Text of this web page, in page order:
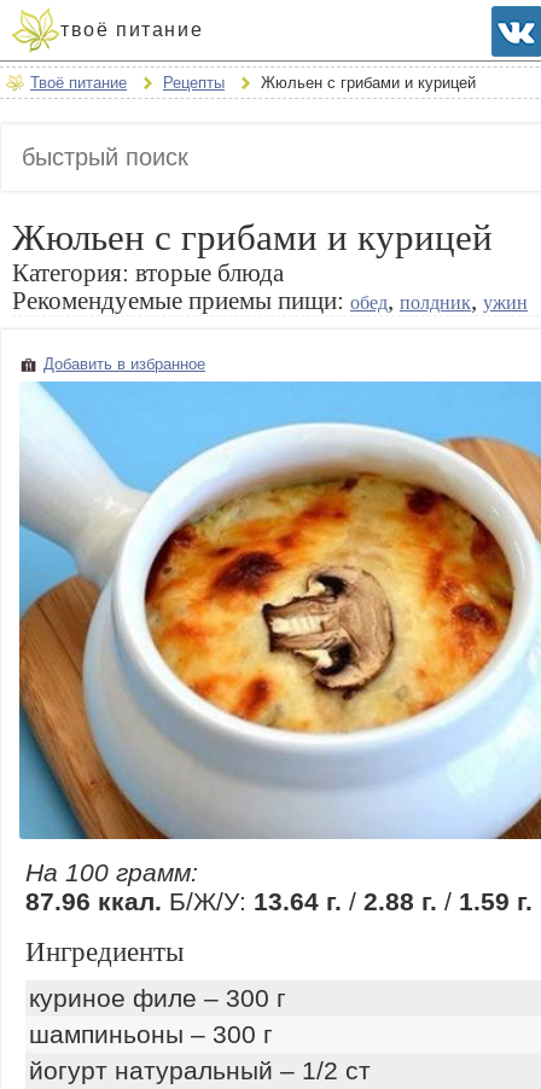
твоё питание
Твоё питание Рецепты Жюльен с грибами и курицей
Жюльен с грибами и курицей
Категория: вторые блюда
Рекомендуемые приемы пищи: обед, полдник, ужин
Добавить в избранное
На 100 грамм:
87.96 ккал. Б/Ж/У: 13.64 г. / 2.88 г. / 1.59 г.
Ингредиенты
куриное филе – 300 г
шампиньоны – 300 г
йогурт натуральный – 1/2 ст